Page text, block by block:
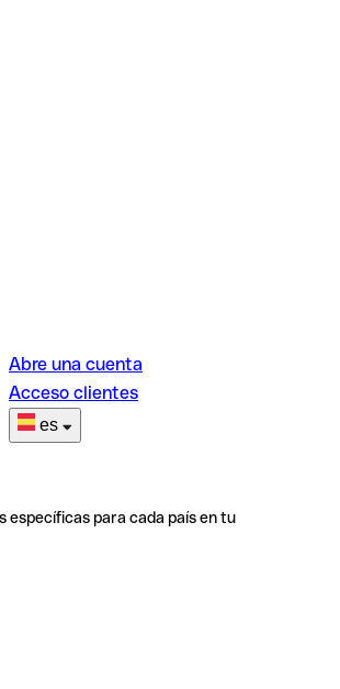
Abre una cuenta
Acceso clientes
es
específicas para cada país en tu